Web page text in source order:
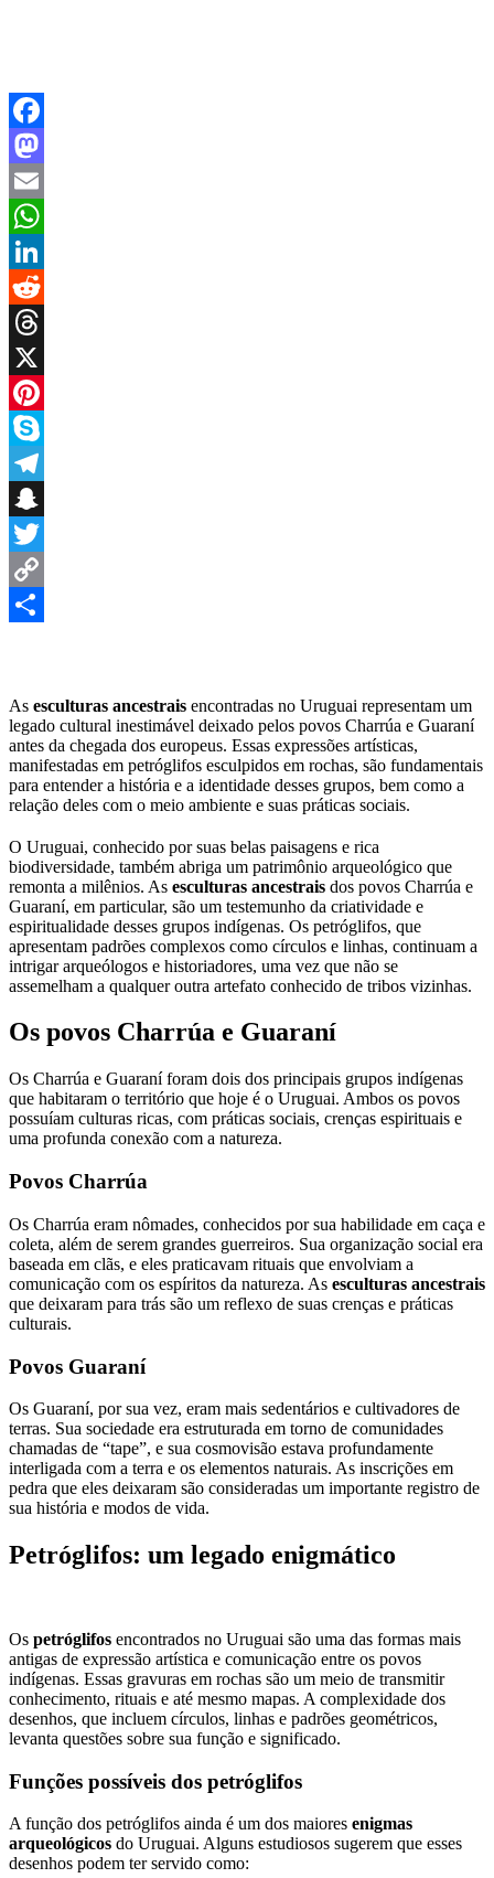
Facebook
Mastodon
Email
WhatsApp
LinkedIn
Reddit
Threads
X
Pinterest
Skype
Telegram
Snapchat
Twitter
Copy
As esculturas ancestrais encontradas no Uruguai representam um
legado cultural inestimável deixado pelos povos Charrúa e Guaraní
antes da chegada dos europeus. Essas expressões artísticas,
manifestadas em petróglifos esculpidos em rochas, são fundamentais
para entender a história e a identidade desses grupos, bem como a
relação deles com o meio ambiente e suas práticas sociais.
O Uruguai, conhecido por suas belas paisagens e rica
biodiversidade, também abriga um patrimônio arqueológico que
remonta a milênios. As esculturas ancestrais dos povos Charrúa e
Guaraní, em particular, são um testemunho da criatividade e
espiritualidade desses grupos indígenas. Os petróglifos, que
apresentam padrões complexos como círculos e linhas, continuam a
intrigar arqueólogos e historiadores, uma vez que não se
assemelham a qualquer outra artefato conhecido de tribos vizinhas.
Os povos Charrúa e Guaraní
Os Charrúa e Guaraní foram dois dos principais grupos indígenas
que habitaram o território que hoje é o Uruguai. Ambos os povos
possuíam culturas ricas, com práticas sociais, crenças espirituais e
uma profunda conexão com a natureza.
Povos Charrúa
Os Charrúa eram nômades, conhecidos por sua habilidade em caça e
coleta, além de serem grandes guerreiros. Sua organização social era
baseada em clãs, e eles praticavam rituais que envolviam a
comunicação com os espíritos da natureza. As esculturas ancestrais
que deixaram para trás são um reflexo de suas crenças e práticas
culturais.
Povos Guaraní
Os Guaraní, por sua vez, eram mais sedentários e cultivadores de
terras. Sua sociedade era estruturada em torno de comunidades
chamadas de “tape”, e sua cosmovisão estava profundamente
interligada com a terra e os elementos naturais. As inscrições em
pedra que eles deixaram são consideradas um importante registro de
sua história e modos de vida.
Petróglifos: um legado enigmático
Os petróglifos encontrados no Uruguai são uma das formas mais
antigas de expressão artística e comunicação entre os povos
indígenas. Essas gravuras em rochas são um meio de transmitir
conhecimento, rituais e até mesmo mapas. A complexidade dos
desenhos, que incluem círculos, linhas e padrões geométricos,
levanta questões sobre sua função e significado.
Funções possíveis dos petróglifos
A função dos petróglifos ainda é um dos maiores enigmas
arqueológicos do Uruguai. Alguns estudiosos sugerem que esses
desenhos podem ter servido como: